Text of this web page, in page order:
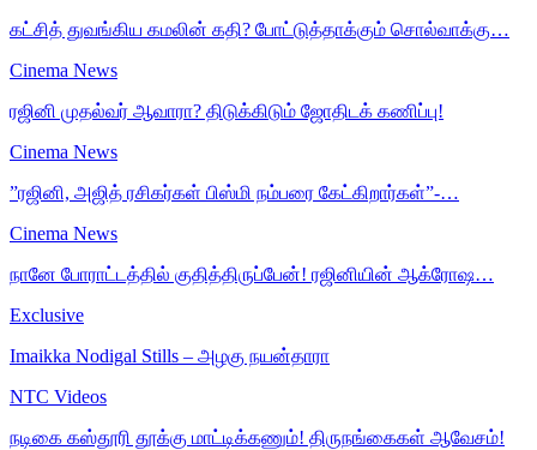
கட்சித் துவங்கிய கமலின் கதி? போட்டுத்தாக்கும் சொல்வாக்கு…
Cinema News
ரஜினி முதல்வர் ஆவாரா? திடுக்கிடும் ஜோதிடக் கணிப்பு!
Cinema News
”ரஜினி, அஜித் ரசிகர்கள் பிஸ்மி நம்பரை கேட்கிறார்கள்”-…
Cinema News
நானே போராட்டத்தில் குதித்திருப்பேன்! ரஜினியின் ஆக்ரோஷ…
Exclusive
Imaikka Nodigal Stills – அழகு நயன்தாரா
NTC Videos
நடிகை கஸ்தூரி தூக்கு மாட்டிக்கணும்! திருநங்கைகள் ஆவேசம்!